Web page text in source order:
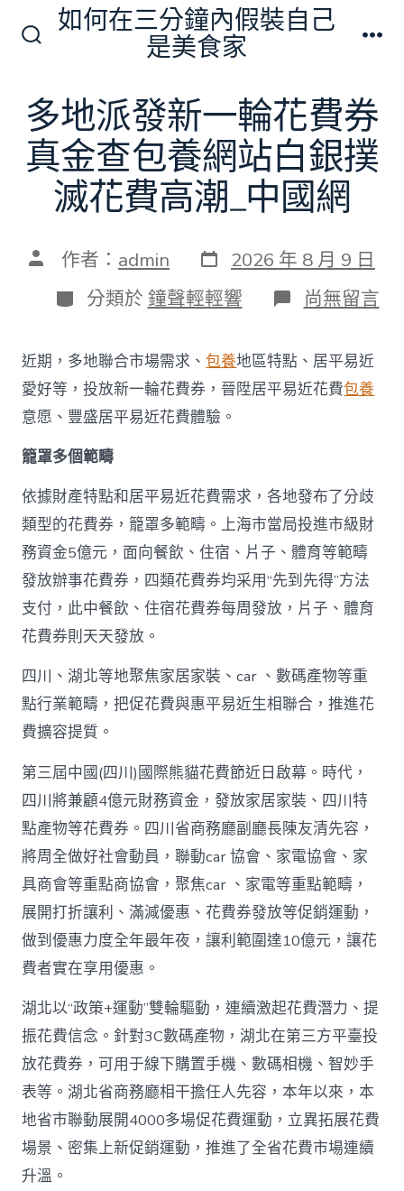
切
換
開
關
如何在三分鐘內假裝自己
是美食家
多地派發新一輪花費券
真金查包養網站白銀撲
滅花費高潮_中國網
文 作者： admin 發
表
日
期
2026 年 8 月 9 日
分
類
分類於 鐘聲輕輕響 在
〈多
派
發
新
真
金
查
包
養
網
站
白
滅
花
費
_
中
國
網〉
中
尚無留言
近期，多地聯合市場需求、包養地區特點、居平易近
愛好等，投放新一輪花費券，晉陞居平易近花費包養
意愿、豐盛居平易近花費體驗。
籠罩多個範疇
依據財產特點和居平易近花費需求，各地發布了分歧
類型的花費券，籠罩多範疇。上海市當局投進市級財
務資金5億元，面向餐飲、住宿、片子、體育等範疇
發放辦事花費券，四類花費券均采用“先到先得”方法
支付，此中餐飲、住宿花費券每周發放，片子、體育
花費券則天天發放。
四川、湖北等地聚焦家居家裝、car 、數碼產物等重
點行業範疇，把促花費與惠平易近生相聯合，推進花
費擴容提質。
第三屆中國(四川)國際熊貓花費節近日啟幕。時代，
四川將兼顧4億元財務資金，發放家居家裝、四川特
點產物等花費券。四川省商務廳副廳長陳友清先容，
將周全做好社會動員，聯動car 協會、家電協會、家
具商會等重點商協會，聚焦car 、家電等重點範疇，
展開打折讓利、滿減優惠、花費券發放等促銷運動，
做到優惠力度全年最年夜，讓利範圍達10億元，讓花
費者實在享用優惠。
湖北以“政策+運動”雙輪驅動，連續激起花費潛力、提
振花費信念。針對3C數碼產物，湖北在第三方平臺投
放花費券，可用于線下購置手機、數碼相機、智妙手
表等。湖北省商務廳相干擔任人先容，本年以來，本
地省市聯動展開4000多場促花費運動，立異拓展花費
場景、密集上新促銷運動，推進了全省花費市場連續
升溫。